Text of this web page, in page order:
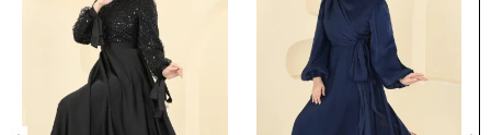
52
104